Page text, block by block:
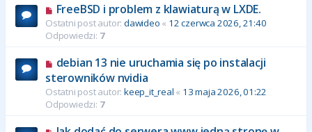
FreeBSD i problem z klawiaturą w LXDE.
Ostatni post autor: dawideo « 12 czerwca 2026, 21:40
Odpowiedzi: 7
debian 13 nie uruchamia się po instalacji
sterowników nvidia
Ostatni post autor: keep_it_real « 13 maja 2026, 01:22
Odpowiedzi: 7